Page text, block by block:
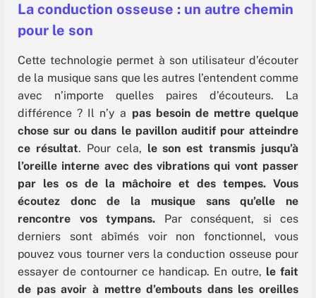
La conduction osseuse : un autre chemin
pour le son
Cette technologie permet à son utilisateur d’écouter
de la musique sans que les autres l’entendent comme
avec n’importe quelles paires d’écouteurs. La
différence ? Il n’y a pas besoin de mettre quelque
chose sur ou dans le pavillon auditif pour atteindre
ce résultat. Pour cela, le son est transmis jusqu’à
l’oreille interne avec des vibrations qui vont passer
par les os de la mâchoire et des tempes. Vous
écoutez donc de la musique sans qu’elle ne
rencontre vos tympans. Par conséquent, si ces
derniers sont abîmés voir non fonctionnel, vous
pouvez vous tourner vers la conduction osseuse pour
essayer de contourner ce handicap. En outre, le fait
de pas avoir à mettre d’embouts dans les oreilles